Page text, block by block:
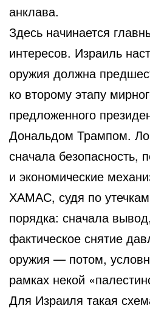
анклава.
Здесь начинается
интересов. Израиль
оружия должна
ко второму этапу
предложенного
Дональдом Трампом.
сначала безопасность,
и экономические
ХАМАС, судя по
порядка: сначала
фактическое снятие
оружия — потом,
рамках некой
Для Израиля такая